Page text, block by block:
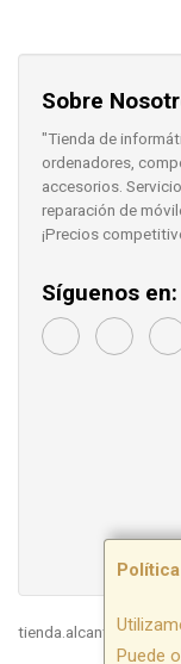
Puede
Sobre
"Tienda de
ordenadores,
accesorios.
reparación de
¡Precios
Síguenos en: